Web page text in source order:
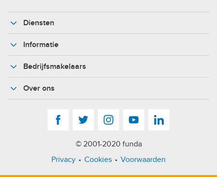
Diensten
Informatie
Bedrijfsmakelaars
Over ons
FacebookTwitter InstagramYouTubeLinkedIn
© 2001-2020 funda
Privacy
Cookies Voorwaarden